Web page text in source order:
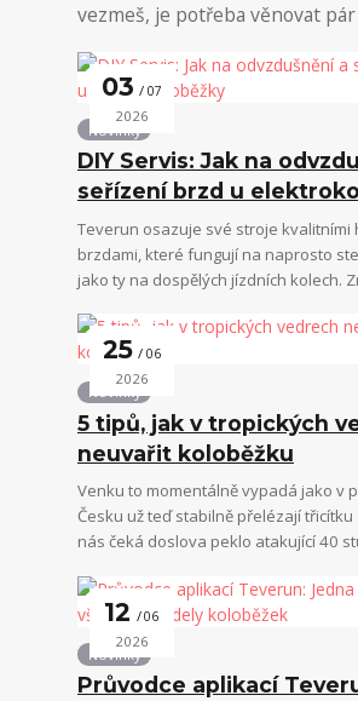
vezmeš, je potřeba věnovat pár
03 07
2026
Novinky
DIY Servis: Jak na
seřízení brzd u
Teverun osazuje své stroje kvalitními
brzdami, které fungují na naprosto
jako ty na dospělých jízdních kolech.
25 06
2026
Novinky
5 tipů, jak v tropických
neuvařit koloběžku
Venku to momentálně vypadá jako v
Česku už teď stabilně přelézají
nás čeká doslova peklo atakující 40
12 06
2026
Novinky
Průvodce aplikací